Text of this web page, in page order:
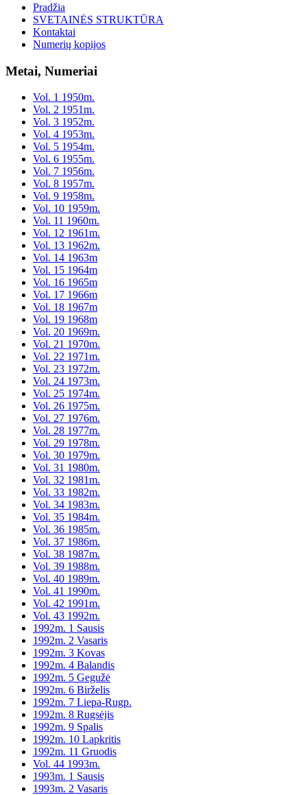
Pradžia
SVETAINĖS STRUKTŪRA
Kontaktai
Numerių kopijos
Metai, Numeriai
Vol. 1 1950m.
Vol. 2 1951m.
Vol. 3 1952m.
Vol. 4 1953m.
Vol. 5 1954m.
Vol. 6 1955m.
Vol. 7 1956m.
Vol. 8 1957m.
Vol. 9 1958m.
Vol. 10 1959m.
Vol. 11 1960m.
Vol. 12 1961m.
Vol. 13 1962m.
Vol. 14 1963m
Vol. 15 1964m
Vol. 16 1965m
Vol. 17 1966m
Vol. 18 1967m
Vol. 19 1968m
Vol. 20 1969m.
Vol. 21 1970m.
Vol. 22 1971m.
Vol. 23 1972m.
Vol. 24 1973m.
Vol. 25 1974m.
Vol. 26 1975m.
Vol. 27 1976m.
Vol. 28 1977m.
Vol. 29 1978m.
Vol. 30 1979m.
Vol. 31 1980m.
Vol. 32 1981m.
Vol. 33 1982m.
Vol. 34 1983m.
Vol. 35 1984m.
Vol. 36 1985m.
Vol. 37 1986m.
Vol. 38 1987m.
Vol. 39 1988m.
Vol. 40 1989m.
Vol. 41 1990m.
Vol. 42 1991m.
Vol. 43 1992m.
1992m. 1 Sausis
1992m. 2 Vasaris
1992m. 3 Kovas
1992m. 4 Balandis
1992m. 5 Gegužė
1992m. 6 Birželis
1992m. 7 Liepa-Rugp.
1992m. 8 Rugsėjis
1992m. 9 Spalis
1992m. 10 Lapkritis
1992m. 11 Gruodis
Vol. 44 1993m.
1993m. 1 Sausis
1993m. 2 Vasaris